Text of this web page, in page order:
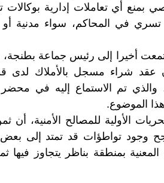
بمنع أي تعاملات إدارية
في المحاكم، سواء مدنية أو
أخيرا إلى رئيس جماعة
شراء مسجل بالأملاك لدى
والذي تم الاستماع إليه في
الموضوع.
الأولية للمصالح الأمنية، أن
يرجح وجود تواطؤات قد تمتد إلى
بمنطقة بناظر يتجاوز فيها